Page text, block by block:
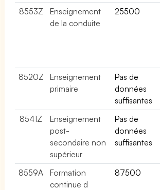
8553Z
Enseignement
de la conduite
25500
8520Z
Enseignement
primaire
Pas de
données
suffisantes
8541Z
Enseignement
post-
secondaire non
supérieur
Pas de
données
suffisantes
8559A
Formation
continue d
87500